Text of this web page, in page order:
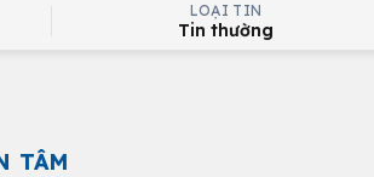
LOẠI TIN
Tin thường
TÂM